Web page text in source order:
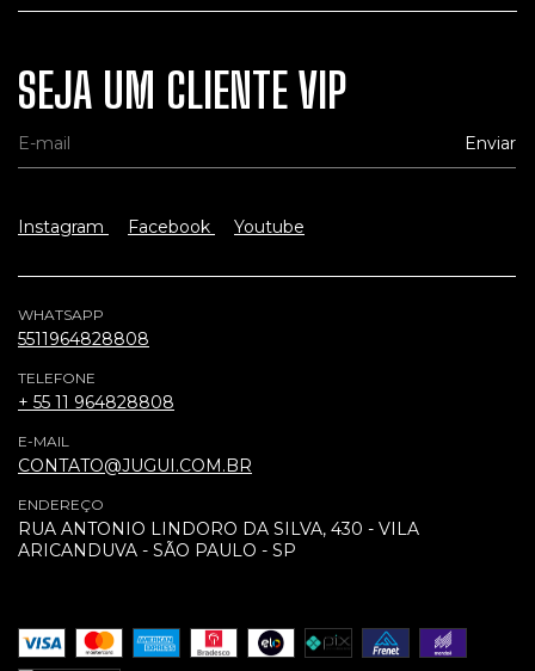
SEJA UM CLIENTE VIP
Instagram Facebook Youtube
WHATSAPP
5511964828808
TELEFONE
+ 55 11 964828808
E-MAIL
CONTATO@JUGUI.COM.BR
ENDEREÇO
RUA ANTONIO LINDORO DA SILVA, 430 - VILA
ARICANDUVA - SÃO PAULO - SP